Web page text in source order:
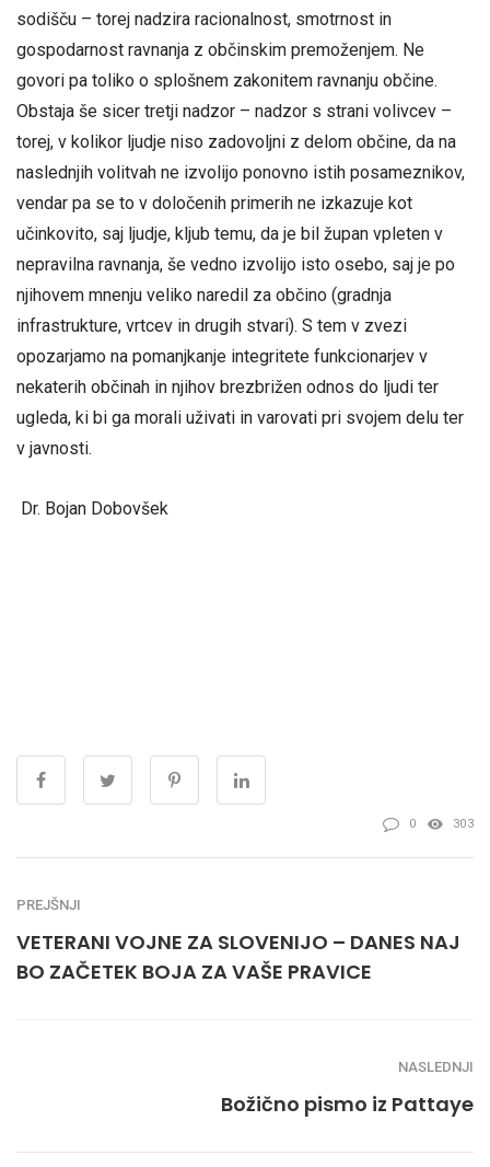
sodišču – torej nadzira racionalnost, smotrnost in
gospodarnost ravnanja z občinskim premoženjem. Ne
govori pa toliko o splošnem zakonitem ravnanju občine.
Obstaja še sicer tretji nadzor – nadzor s strani volivcev –
torej, v kolikor ljudje niso zadovoljni z delom občine, da na
naslednjih volitvah ne izvolijo ponovno istih posameznikov,
vendar pa se to v določenih primerih ne izkazuje kot
učinkovito, saj ljudje, kljub temu, da je bil župan vpleten v
nepravilna ravnanja, še vedno izvolijo isto osebo, saj je po
njihovem mnenju veliko naredil za občino (gradnja
infrastrukture, vrtcev in drugih stvari). S tem v zvezi
opozarjamo na pomanjkanje integritete funkcionarjev v
nekaterih občinah in njihov brezbrižen odnos do ljudi ter
ugleda, ki bi ga morali uživati in varovati pri svojem delu ter
v javnosti.
Dr. Bojan Dobovšek
0 303
PREJŠNJI
VETERANI VOJNE ZA SLOVENIJO – DANES NAJ
BO ZAČETEK BOJA ZA VAŠE PRAVICE
NASLEDNJI
Božično pismo iz Pattaye